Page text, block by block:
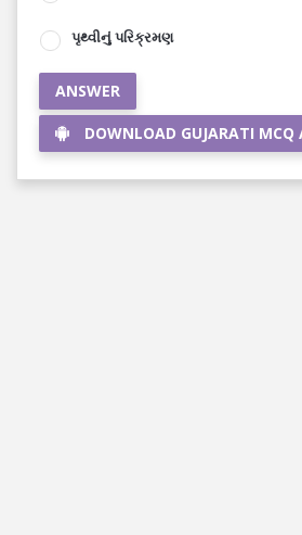
પૃથ્વીનું પરિક્રમણ
ANSWER
DOWNLOAD GUJARATI MCQ